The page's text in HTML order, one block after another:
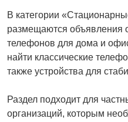
В категории
размещаются объявления
телефонов для дома и
найти классические
также устройства для
Раздел подходит для
организаций, которым